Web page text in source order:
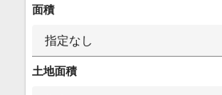
面積
指定なし
土地面積